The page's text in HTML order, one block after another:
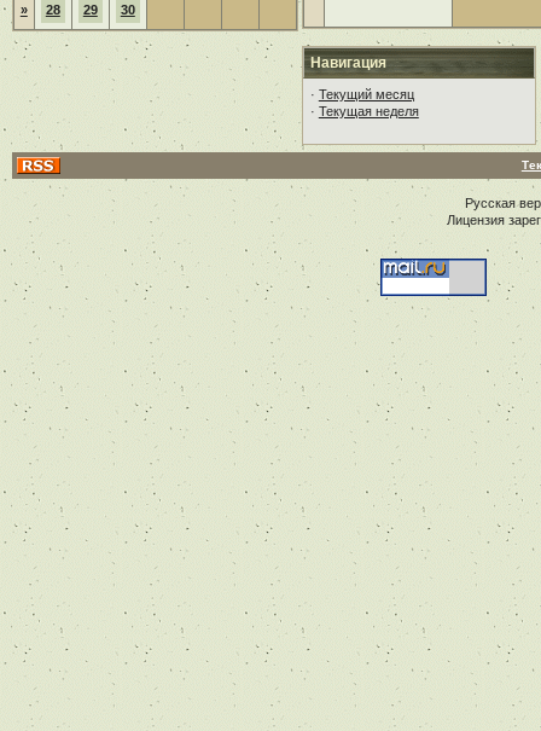
» 28 29 30
Навигация
· Текущий месяц
· Текущая неделя
Русская
Лицензия